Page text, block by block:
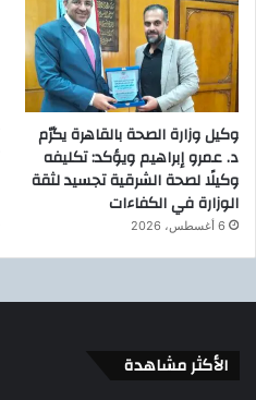
وكيل وزارة الصحة بالقاهرة يكرّم
د. عمرو إبراهيم ويؤكد: تكليفه
وكيلًا لصحة الشرقية تجسيد لثقة
الوزارة في الكفاءات
6 أغسطس، 2026
الأكثر مشاهدة